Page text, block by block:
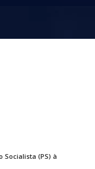
Socialista (PS) à